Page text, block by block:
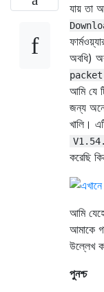
যায় তা
অবধি)
packet,
আমি যে
জন্য
খালি।
করেছি
আমি
আমাকে
উল্লেখ
পুনশ্চ